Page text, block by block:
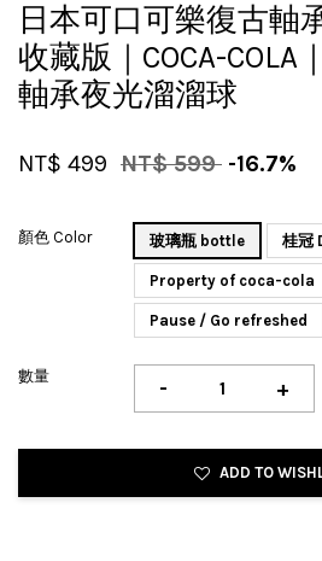
日本可口可樂復古軸
收藏版｜COCA-COLA
軸承夜光溜溜球
NT$ 499 NT$ 599 -16.7%
顏色 Color 玻璃瓶 bottle 桂冠
Property of coca-cola
Pause / Go refreshed
數量 - +
ADD TO